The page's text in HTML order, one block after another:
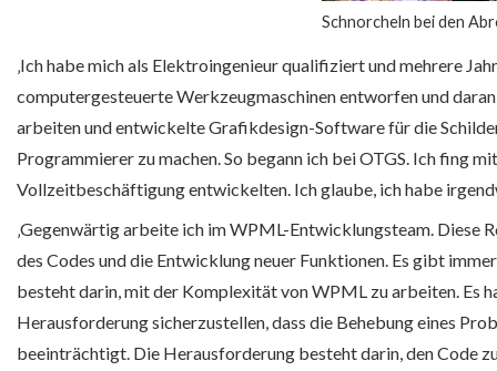
Schnorcheln bei den
‚Ich habe mich als Elektroingenieur qualifiziert und mehrere
computergesteuerte Werkzeugmaschinen entworfen und
arbeiten und entwickelte Grafikdesign-Software für die
Programmierer zu machen. So begann ich bei OTGS. Ich fing
Vollzeitbeschäftigung entwickelten. Ich glaube, ich habe
‚Gegenwärtig arbeite ich im WPML-Entwicklungsteam. Diese
des Codes und die Entwicklung neuer Funktionen. Es gibt
besteht darin, mit der Komplexität von WPML zu arbeiten. Es
Herausforderung sicherzustellen, dass die Behebung eines
beeinträchtigt. Die Herausforderung besteht darin, den Code